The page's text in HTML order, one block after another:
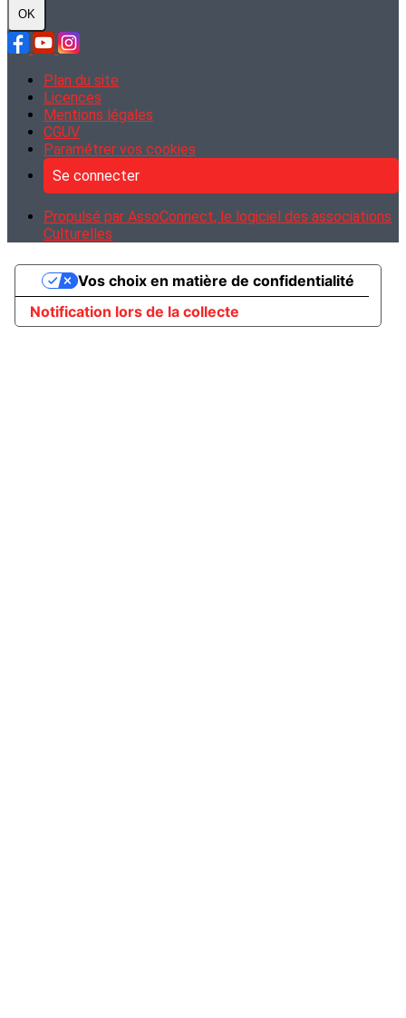
OK
Plan du site
Licences
Mentions légales
CGUV
Paramétrer vos cookies
Se connecter
Propulsé par AssoConnect, le logiciel des associations
Culturelles
Notification lors de la collecte
Vos choix en matière de confidentialité